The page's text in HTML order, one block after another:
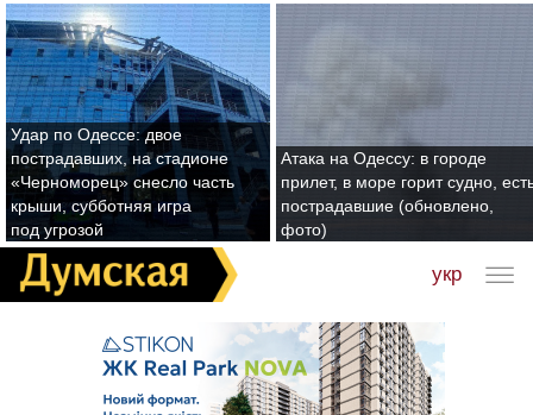
Удар по Одессе: двое
пострадавших, на стадионе
«Черноморец» снесло часть
крыши, субботняя игра
под угрозой
Атака на Одессу: в городе
прилет, в море горит судно,
пострадавшие (обновлено,
фото)
укр